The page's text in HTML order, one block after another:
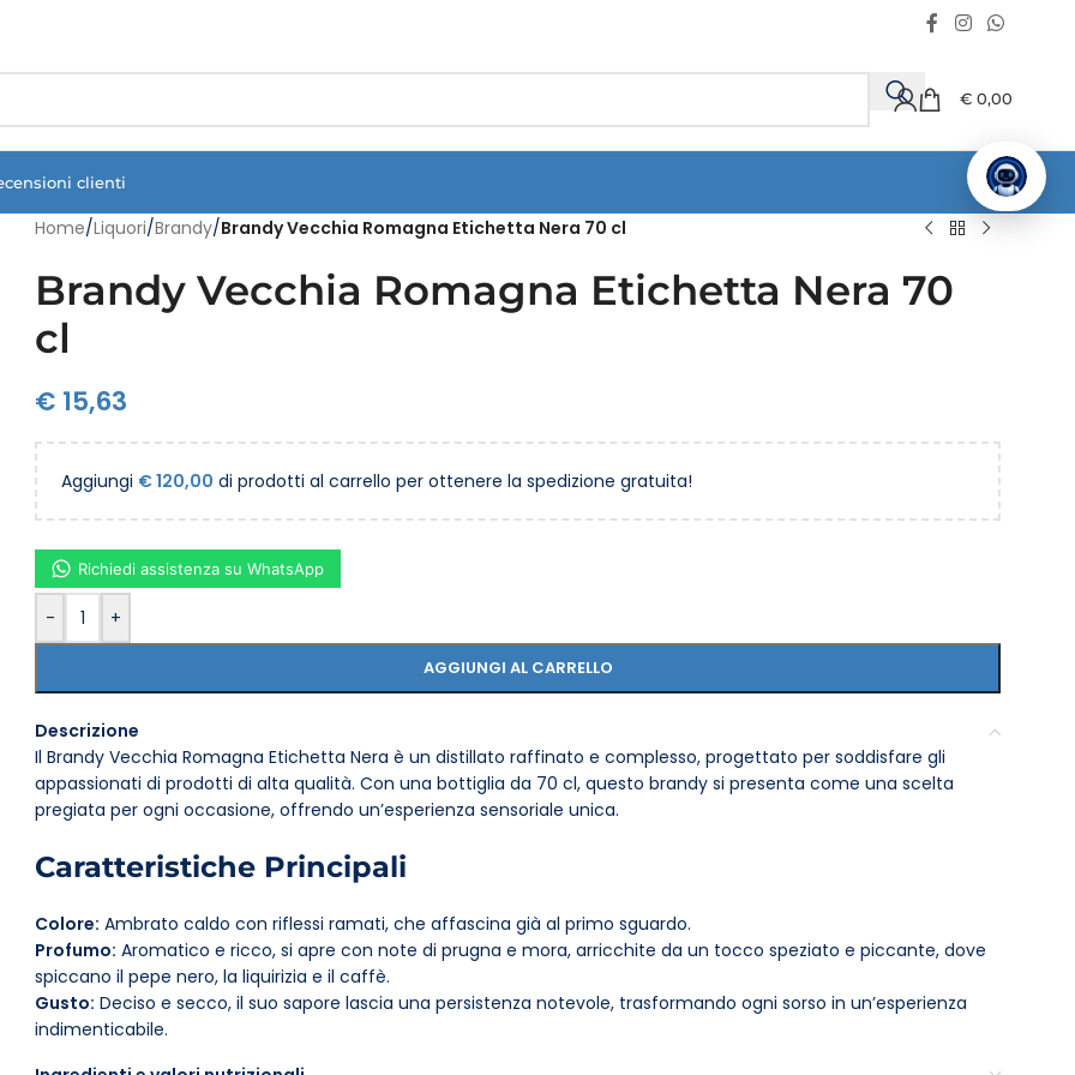
€ 0,00
clienti
Home/Liquori/Brandy/Brandy Vecchia Romagna Etichetta Nera 70 cl
Brandy Vecchia Romagna Etichetta Nera 70
cl
€ 15,63
Aggiungi €120,00 di prodotti al carrello per ottenere la spedizione gratuita!
- +
AGGIUNGI AL CARRELLO
Richiedi assistenza su WhatsApp
Descrizione
Il Brandy Vecchia Romagna Etichetta Nera è un distillato raffinato e complesso, progettato per soddisfare gli
appassionati di prodotti di alta qualità. Con una bottiglia da 70 cl, questo brandy si presenta come una scelta
pregiata per ogni occasione, offrendo un’esperienza sensoriale unica.
Caratteristiche Principali
Colore: Ambrato caldo con riflessi ramati, che affascina già al primo sguardo.
Profumo: Aromatico e ricco, si apre con note di prugna e mora, arricchite da un tocco speziato e piccante, dove
spiccano il pepe nero, la liquirizia e il caffè.
Gusto: Deciso e secco, il suo sapore lascia una persistenza notevole, trasformando ogni sorso in un’esperienza
indimenticabile.